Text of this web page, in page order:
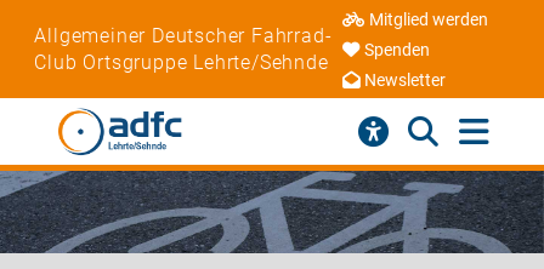
Allgemeiner Deutscher Fahrrad-
Club Ortsgruppe Lehrte/Sehnde
Mitglied werden
Spenden
Newsletter